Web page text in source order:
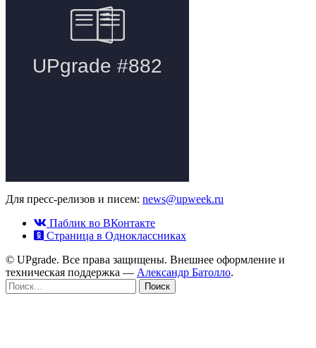
Для пресс-релизов и писем: news@upweek.ru
Паблик во ВКонтакте
Страница в Одноклассниках
© UPgrade. Все права защищены. Внешнее оформление и
техническая поддержка — Александр Батолло.
Найти: